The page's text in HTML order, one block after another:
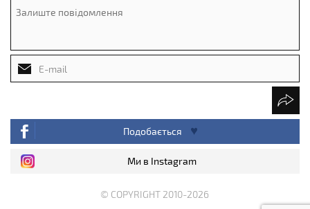
Подобається
Ми в Instagram
© COPYRIGHT 2010-2026